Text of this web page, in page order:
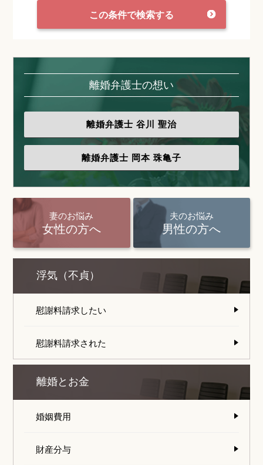
この条件で検索する
離婚弁護士の想い
離婚弁護士 谷川 聖治
離婚弁護士 岡本 珠亀子
妻のお悩み
女性の方へ
夫のお悩み
男性の方へ
浮気（不貞）
慰謝料請求したい
慰謝料請求された
離婚とお金
婚姻費用
財産分与